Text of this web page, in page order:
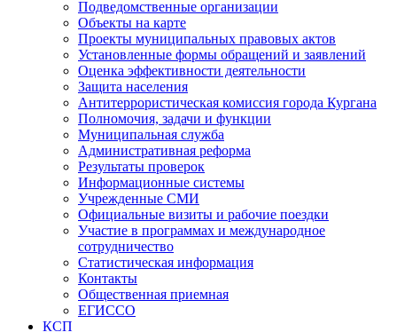
Подведомственные организации
Объекты на карте
Проекты муниципальных правовых актов
Установленные формы обращений и заявлений
Оценка эффективности деятельности
Защита населения
Антитеррористическая комиссия города Кургана
Полномочия, задачи и функции
Муниципальная служба
Административная реформа
Результаты проверок
Информационные системы
Учрежденные СМИ
Официальные визиты и рабочие поездки
Участие в программах и международное
сотрудничество
Статистическая информация
Контакты
Общественная приемная
ЕГИССО
КСП